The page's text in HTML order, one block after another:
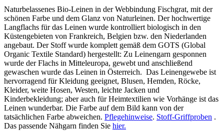
Naturbelassenes Bio-Leinen in der Webbindung Fischgrat, mit der
schönen Farbe und dem Glanz von Naturleinen. Der hochwertige
Langflachs für das Leinen wurde kontrolliert biologisch in den
Küstengebieten von Frankreich, Belgien bzw. den Niederlanden
angebaut. Der Stoff wurde komplett gemäß dem GOTS (Global
Organic Textile Standard) hergestellt: Zu Leinengarn gesponnen
wurde der Flachs in Mitteleuropa, gewebt und anschließend
gewaschen wurde das Leinen in Österreich. Das Leinengewebe ist
hervorragend für Kleidung geeignet, Blusen, Hemden, Röcke,
Kleider, weite Hosen, Westen, leichte Jacken und
Kinderbekleidung; aber auch für Heimtextilien wie Vorhänge ist das
Leinen wunderbar. Die Farbe auf dem Bild kann von der
tatsächlichen Farbe abweichen. Pflegehinweise. Stoff-Griffproben .
Das passende Nähgarn finden Sie hier.